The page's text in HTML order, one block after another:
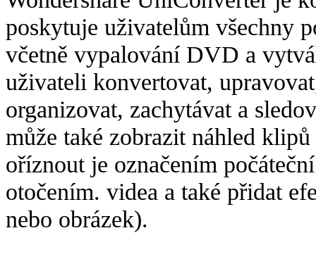
poskytuje uživatelům všechny
včetně vypalování DVD a
uživateli konvertovat,
organizovat, zachytávat a
může také zobrazit náhled
oříznout je označením
otočením. videa a také přidat
nebo obrázek).